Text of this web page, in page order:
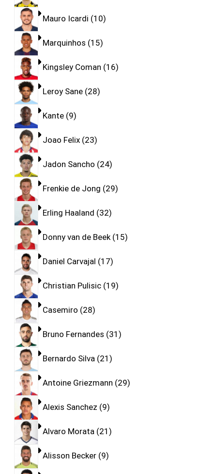
Mauro Icardi 10
Marquinhos 15
Kingsley Coman 16
Leroy Sane 28
Kante 9
Joao Felix 23
Jadon Sancho 24
Frenkie de Jong 29
Erling Haaland 32
Donny van de Beek 15
Daniel Carvajal 17
Christian Pulisic 19
Casemiro 28
Bruno Fernandes 31
Bernardo Silva 21
Antoine Griezmann 29
Alexis Sanchez 9
Alvaro Morata 21
Alisson Becker 9